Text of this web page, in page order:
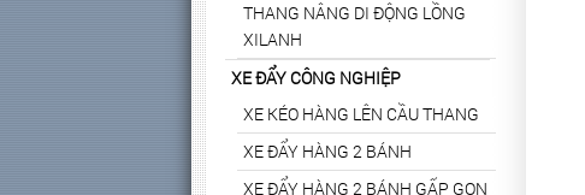
THANG NÂNG DI ĐỘNG LỒNG
XILANH
XE ĐẨY CÔNG NGHIỆP
XE KÉO HÀNG LÊN CẦU THANG
XE ĐẨY HÀNG 2 BÁNH
XE ĐẨY HÀNG 2 BÁNH GẤP GỌN